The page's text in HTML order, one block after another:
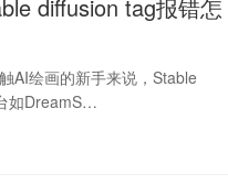
diffusion tag报错怎
AI绘画的新手来说，Stable
如DreamS…